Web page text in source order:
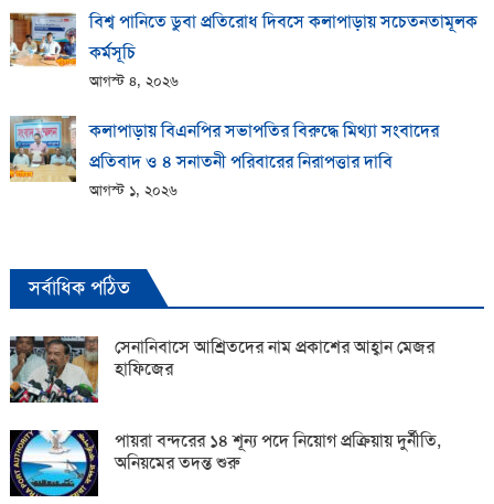
বিশ্ব পানিতে ডুবা প্রতিরোধ দিবসে কলাপাড়ায় সচেতনতামূলক
কর্মসূচি
আগস্ট ৪, ২০২৬
কলাপাড়ায় বিএনপির সভাপতির বিরুদ্ধে মিথ্যা সংবাদের
প্রতিবাদ ও ৪ সনাতনী পরিবারের নিরাপত্তার দাবি
আগস্ট ১, ২০২৬
সর্বাধিক পঠিত
সেনানিবাসে আশ্রিতদের নাম প্রকাশের আহ্বান মেজর
হাফিজের
পায়রা বন্দরের ১৪ শূন্য পদে নিয়োগ প্রক্রিয়ায় দুর্নীতি,
অনিয়মের তদন্ত শুরু